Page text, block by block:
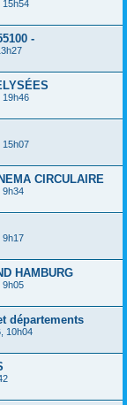
15h54
-
19h46
15h07
CIRCULAIRE
9h34
9h17
HAMBURG
9h05
départements
10h04